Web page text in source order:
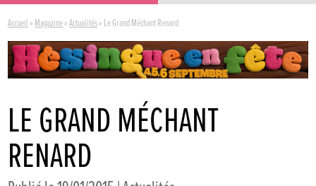
Accueil » Magazine»Actualités» Le Grand Méchant Renard
LE GRAND MÉCHANT
RENARD